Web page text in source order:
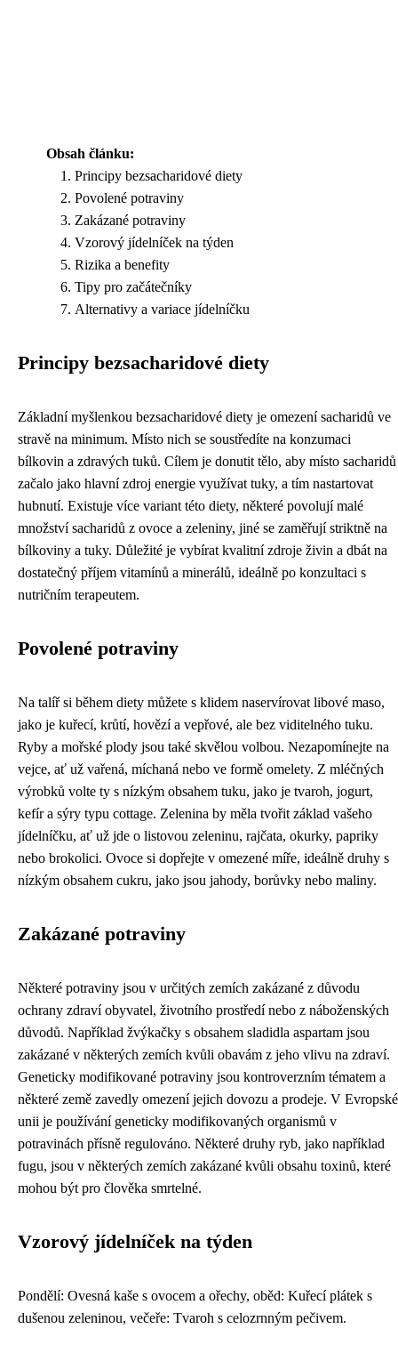
Obsah článku:
Principy bezsacharidové diety
Povolené potraviny
Zakázané potraviny
Vzorový jídelníček na týden
Rizika a benefity
Tipy pro začátečníky
Alternativy a variace jídelníčku
Principy bezsacharidové diety
Základní myšlenkou bezsacharidové diety je omezení sacharidů ve
stravě na minimum. Místo nich se soustředíte na konzumaci
bílkovin a zdravých tuků. Cílem je donutit tělo, aby místo sacharidů
začalo jako hlavní zdroj energie využívat tuky, a tím nastartovat
hubnutí. Existuje více variant této diety, některé povolují malé
množství sacharidů z ovoce a zeleniny, jiné se zaměřují striktně na
bílkoviny a tuky. Důležité je vybírat kvalitní zdroje živin a dbát na
dostatečný příjem vitamínů a minerálů, ideálně po konzultaci s
nutričním terapeutem.
Povolené potraviny
Na talíř si během diety můžete s klidem naservírovat libové maso,
jako je kuřecí, krůtí, hovězí a vepřové, ale bez viditelného tuku.
Ryby a mořské plody jsou také skvělou volbou. Nezapomínejte na
vejce, ať už vařená, míchaná nebo ve formě omelety. Z mléčných
výrobků volte ty s nízkým obsahem tuku, jako je tvaroh, jogurt,
kefír a sýry typu cottage. Zelenina by měla tvořit základ vašeho
jídelníčku, ať už jde o listovou zeleninu, rajčata, okurky, papriky
nebo brokolici. Ovoce si dopřejte v omezené míře, ideálně druhy s
nízkým obsahem cukru, jako jsou jahody, borůvky nebo maliny.
Zakázané potraviny
Některé potraviny jsou v určitých zemích zakázané z důvodu
ochrany zdraví obyvatel, životního prostředí nebo z náboženských
důvodů. Například žvýkačky s obsahem sladidla aspartam jsou
zakázané v některých zemích kvůli obavám z jeho vlivu na zdraví.
Geneticky modifikované potraviny jsou kontroverzním tématem a
některé země zavedly omezení jejich dovozu a prodeje. V Evropské
unii je používání geneticky modifikovaných organismů v
potravinách přísně regulováno. Některé druhy ryb, jako například
fugu, jsou v některých zemích zakázané kvůli obsahu toxinů, které
mohou být pro člověka smrtelné.
Vzorový jídelníček na týden
Pondělí: Ovesná kaše s ovocem a ořechy, oběd: Kuřecí plátek s
dušenou zeleninou, večeře: Tvaroh s celozrnným pečivem.